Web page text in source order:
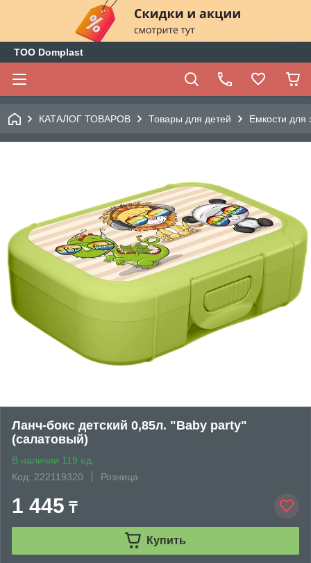
ТОО Domplast
КАТАЛОГ ТОВАРОВ Товары для детей Емкости для
Ланч-бокс детский 0,85л. "Baby party"
(салатовый)
В наличии 119 ед.
Код: 222119320
Розница
1 445 ₸
Купить